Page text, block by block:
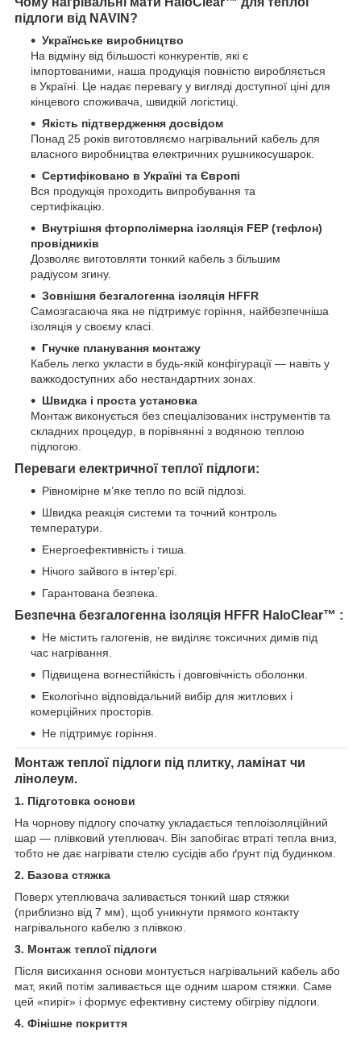
підлоги від NAVIN?
Українське виробництво
На відміну від більшості конкурентів, які є
імпортованими, наша продукція повністю виробляється
в Україні. Це надає перевагу у вигляді доступної ціні для
кінцевого споживача, швидкій логістиці.
Якість підтвердження досвідом
Понад 25 років виготовляємо нагрівальний кабель для
власного виробництва електричних рушникосушарок.
Сертифіковано в Україні та Європі
Вся продукція проходить випробування та
сертифікацію.
Внутрішня фторполімерна ізоляція FEP (тефлон)
провідників
Дозволяє виготовляти тонкий кабель з більшим
радіусом згину.
Зовнішня безгалогенна ізоляція HFFR
Самозгасаюча яка не підтримує горіння, найбезпечніша
ізоляція у своєму класі.
Гнучке планування монтажу
Кабель легко укласти в будь-якій конфігурації — навіть у
важкодоступних або нестандартних зонах.
Швидка і проста установка
Монтаж виконується без спеціалізованих інструментів та
складних процедур, в порівнянні з водяною теплою
підлогою.
Переваги електричної теплої підлоги:
Рівномірне м’яке тепло по всій підлозі.
Швидка реакція системи та точний контроль
температури.
Енергоефективність і тиша.
Нічого зайвого в інтер’єрі.
Гарантована безпека.
Безпечна безгалогенна ізоляція HFFR HaloClear™ :
Не містить галогенів, не виділяє токсичних димів під
час нагрівання.
Підвищена вогнестійкість і довговічність оболонки.
Екологічно відповідальний вибір для житлових і
комерційних просторів.
Не підтримує горіння.
Монтаж теплої підлоги під плитку, ламінат чи
лінолеум.
1. Підготовка основи
На чорнову підлогу спочатку укладається теплоізоляційний
шар — плівковий утеплювач. Він запобігає втраті тепла вниз,
тобто не дає нагрівати стелю сусідів або ґрунт під будинком.
2. Базова стяжка
Поверх утеплювача заливається тонкий шар стяжки
(приблизно від 7 мм), щоб уникнути прямого контакту
нагрівального кабелю з плівкою.
3. Монтаж теплої підлоги
Після висихання основи монтується нагрівальний кабель або
мат, який потім заливається ще одним шаром стяжки. Саме
цей «пиріг» і формує ефективну систему обігріву підлоги.
4. Фінішне покриття